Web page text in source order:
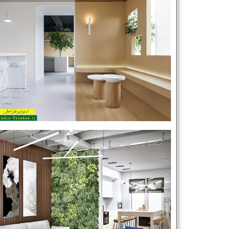
نام و نام خانوادگی :
شماره واتس‌اپ : *